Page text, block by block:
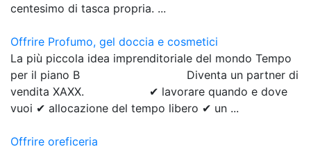
centesimo di tasca propria. ...
Offrire Profumo, gel doccia e cosmetici
La più piccola idea imprenditoriale del mondo Tempo
per il piano B ⠀⠀⠀⠀⠀⠀⠀⠀⠀⠀⠀⠀ Diventa un partner di
vendita XAXX. ⠀⠀⠀⠀⠀⠀⠀ ✔ lavorare quando e dove
vuoi ✔ allocazione del tempo libero ✔ un ...
Offrire oreficeria